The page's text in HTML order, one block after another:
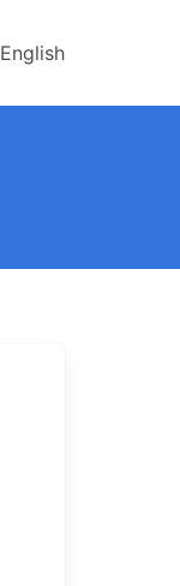
English